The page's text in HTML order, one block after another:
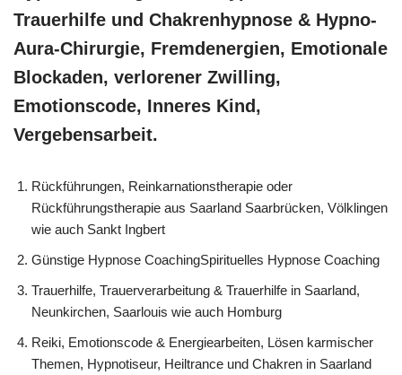
Trauerhilfe und Chakrenhypnose & Hypno-
Aura-Chirurgie, Fremdenergien, Emotionale
Blockaden, verlorener Zwilling,
Emotionscode, Inneres Kind,
Vergebensarbeit.
Rückführungen, Reinkarnationstherapie oder
Rückführungstherapie aus Saarland Saarbrücken, Völklingen
wie auch Sankt Ingbert
Günstige Hypnose CoachingSpirituelles Hypnose Coaching
Trauerhilfe, Trauerverarbeitung & Trauerhilfe in Saarland,
Neunkirchen, Saarlouis wie auch Homburg
Reiki, Emotionscode & Energiearbeiten, Lösen karmischer
Themen, Hypnotiseur, Heiltrance und Chakren in Saarland